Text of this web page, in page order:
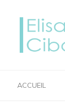
ACCUEIL